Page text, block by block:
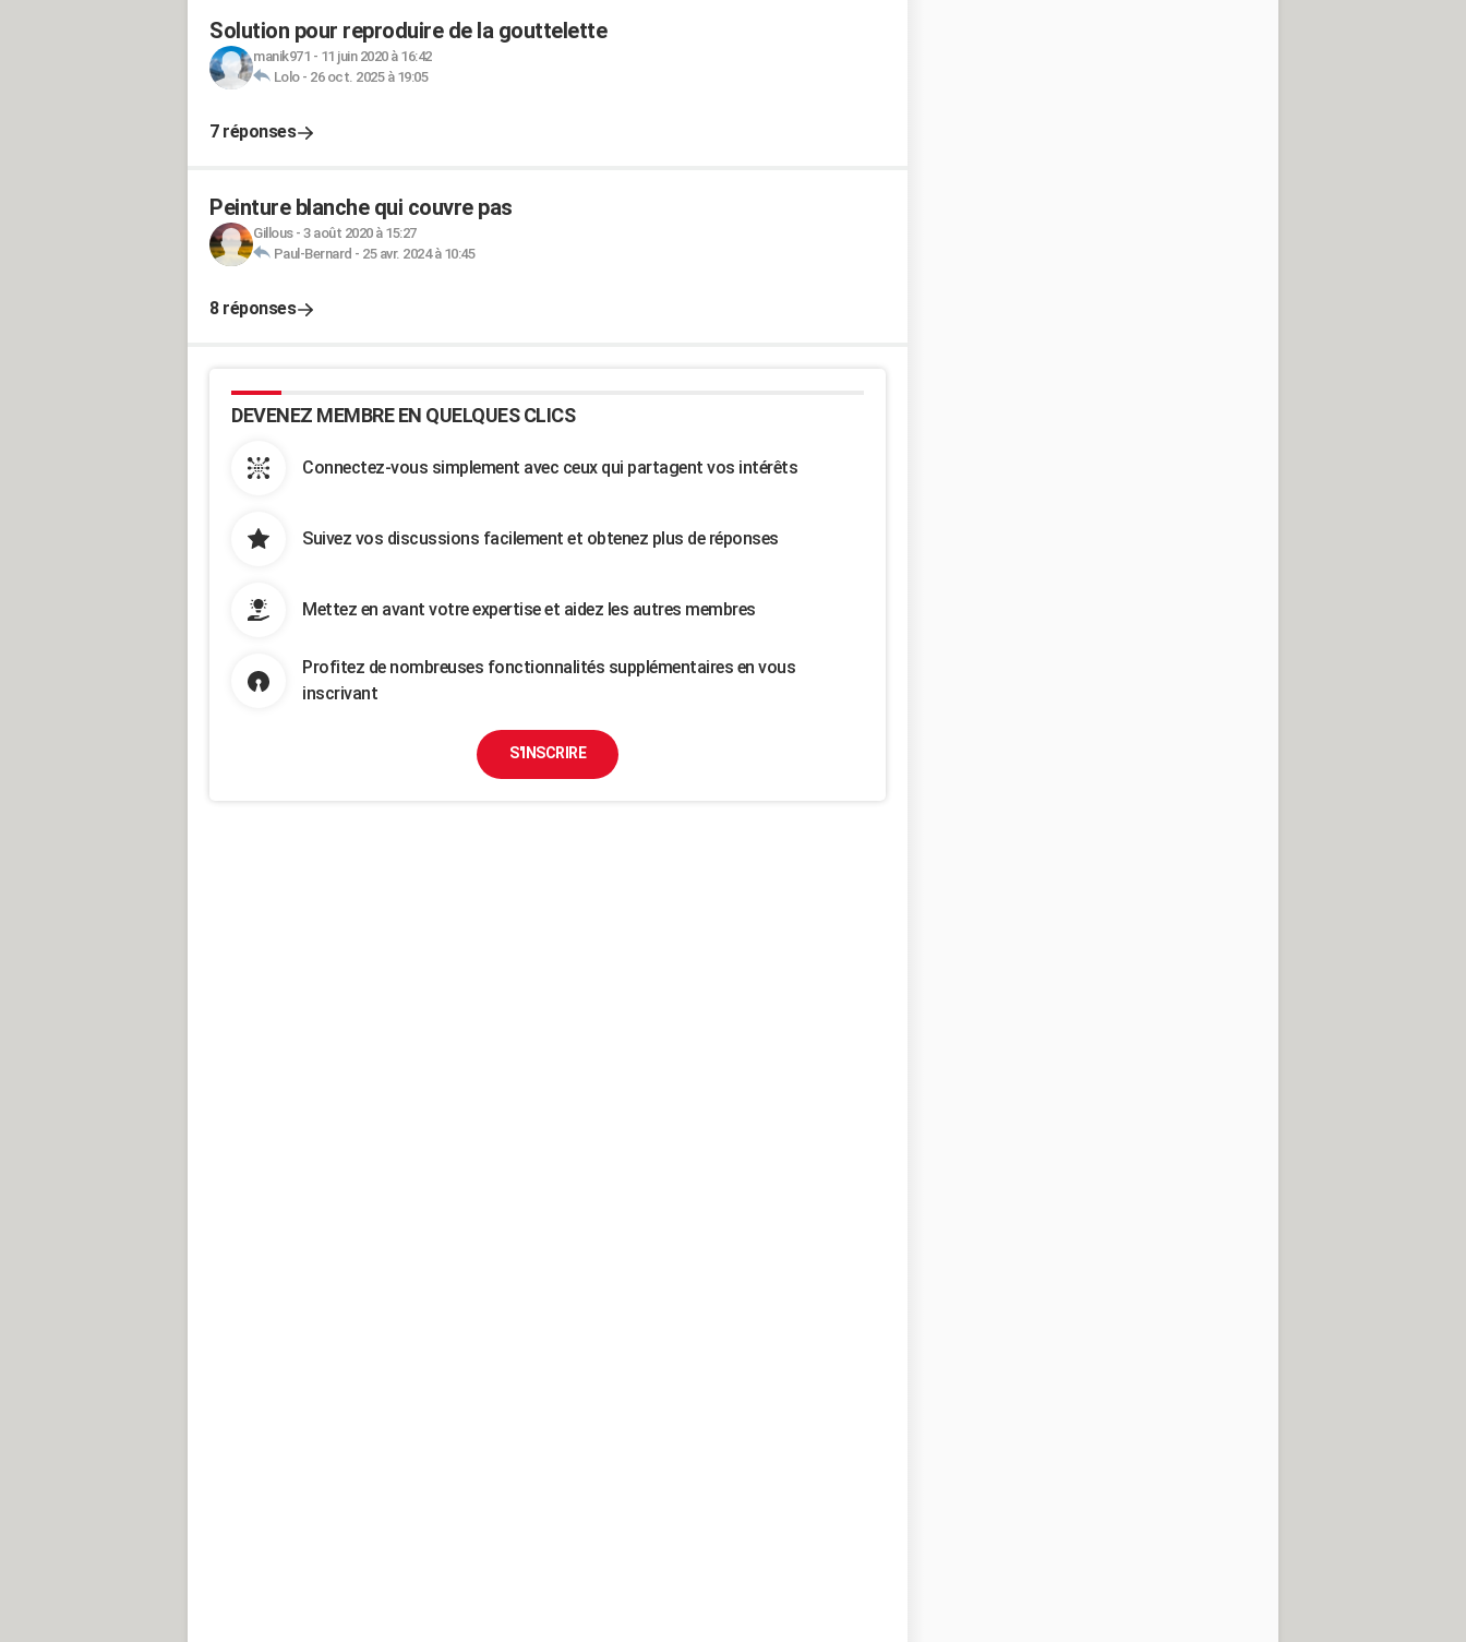
Solution pour reproduire de la gouttelette
manik971 - 11 juin 2020 à 16:42
Lolo- 26 oct. 2025 à 19:05
7 réponses
Peinture blanche qui couvre pas
Gillous- 3 août 2020 à 15:27
Paul-Bernard - 25 avr. 2024 à 10:45
8 réponses
DEVENEZ MEMBRE EN QUELQUES CLICS
Connectez-vous simplement avec ceux qui partagent vos intérêts
Suivez vos discussions facilement et obtenez plus de réponses
Mettez en avant votre expertise et aidez les autres membres
Profitez de nombreuses fonctionnalités supplémentaires en vous
inscrivant
S'INSCRIRE